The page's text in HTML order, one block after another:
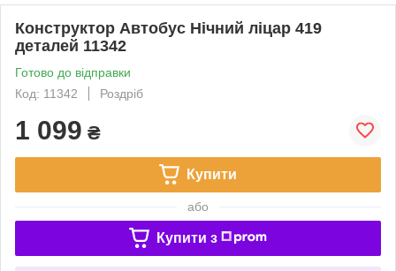
Конструктор Автобус Нічний ліцар 419
деталей 11342
Готово до відправки
Код: 11342
Роздріб
1 099 ₴
Купити
або
Купити з